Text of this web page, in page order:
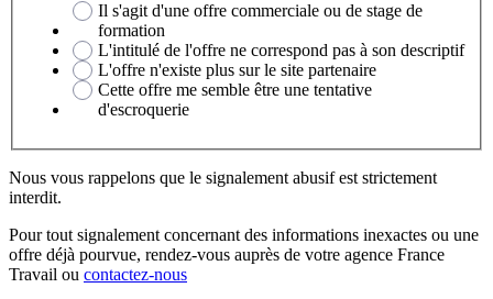
Il s'agit d'une offre commerciale ou de stage de
formation
L'intitulé de l'offre ne correspond pas à son descriptif
L'offre n'existe plus sur le site partenaire
Cette offre me semble être une tentative
d'escroquerie
Nous vous rappelons que le signalement abusif est strictement
interdit.
Pour tout signalement concernant des informations inexactes ou une
offre déjà pourvue, rendez-vous auprès de votre agence France
Travail ou contactez-nous